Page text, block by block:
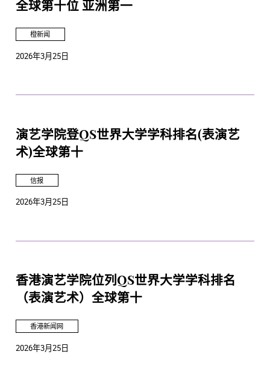
全球第十位 亚洲第一
橙新闻
2026年3月25日
演艺学院登QS世界大学学科排名(表演艺
术)全球第十
信报
2026年3月25日
香港演艺学院位列QS世界大学学科排名
（表演艺术）全球第十
香港新闻网
2026年3月25日